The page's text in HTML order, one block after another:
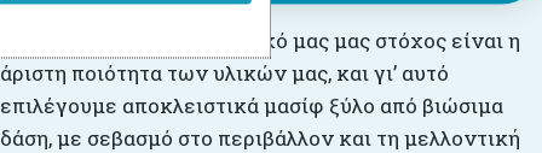
, πρωταρχικό μας μας στόχος είναι η
άριστη ποιότητα των υλικών μας, και γι’ αυτό
επιλέγουμε αποκλειστικά μασίφ ξύλο από βιώσιμα
δάση, με σεβασμό στο περιβάλλον και τη μελλοντική